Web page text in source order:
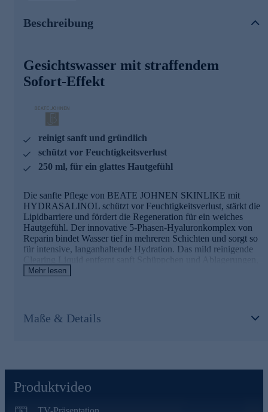
tägliche Anwendung.
Reduziert transepidermalen Feuchtigkeits- und
Ureaverlust
Lipidbarriere
Verleiht weiche, glatte Textur und mindert Trockenheit
Reparin 5-Phasen-Hyaluronkomplex
Spendet tiefenwirksam und langanhaltend Feuchtigkeit
Gibt Hyaluronsäure zeitverzögert ab für nachhaltige
Wirkung
Bildet einen schützenden Film und schützt vor
oxidativem Stress
Jetzt bequem online bestellen.
Beschreibung
Gesichtswasser mit straffendem
Sofort-Effekt
reinigt sanft und gründlich
schützt vor Feuchtigkeitsverlust
250 ml, für ein glattes Hautgefühl
Die sanfte Pflege von BEATE JOHNEN SKINLIKE mit
HYDRASALINOL schützt vor Feuchtigkeitsverlust, stärkt die
Lipidbarriere und fördert die Regeneration für ein weiches
Hautgefühl. Der innovative 5-Phasen-Hyaluronkomplex von
Reparin bindet Wasser tief in mehreren Schichten und sorgt so
für intensive, langanhaltende Hydration. Das mild reinigende
Clearing Liquid entfernt sanft Schüppchen und Ablagerungen,
beruhigt und erhält die Feuchtigkeit. Für ein porentief reines,
Hydrasalinol
Verleiht weiche, glatte Textur und mindert Trockenheit
Mehr lesen
Maße & Details
Produktvideo